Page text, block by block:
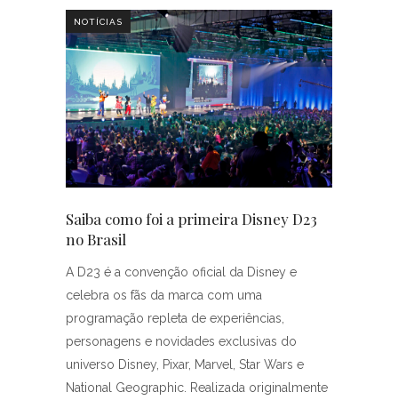
NOTÍCIAS
Saiba como foi a primeira Disney D23
no Brasil
A D23 é a convenção oficial da Disney e
celebra os fãs da marca com uma
programação repleta de experiências,
personagens e novidades exclusivas do
universo Disney, Pixar, Marvel, Star Wars e
National Geographic. Realizada originalmente